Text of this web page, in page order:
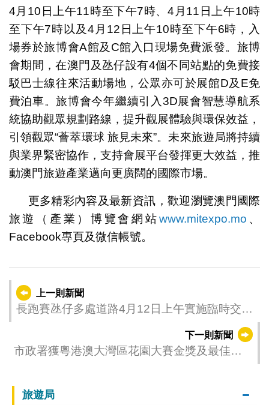
4月10日上午11時至下午7時、4月11日上午10時
至下午7時以及4月12日上午10時至下午6時，入
場券於旅博會A館及C館入口現場免費派發。旅博
會期間，在澳門及氹仔設有4個不同站點的免費接
駁巴士線往來活動場地，公眾亦可於展館D及E免
費泊車。旅博會今年繼續引入3D展會智慧導航系
統協助觀眾規劃路線，提升觀展體驗與環保效益，
引領觀眾“薈萃環球 旅見未來”。未來旅遊局將持續
與業界緊密協作，支持會展平台發揮更大效益，推
動澳門旅遊產業邁向更廣闊的國際市場。
更多精彩內容及最新資訊，歡迎瀏覽澳門國際
旅遊（產業）博覽會網站www.mitexpo.mo 、
Facebook專頁及微信帳號。
上一則新聞
長跑賽氹仔多處道路4月12日上午實施臨時交通
下一則新聞
市政署獲粵港澳大灣區花園大賽金獎及最佳特
旅遊局